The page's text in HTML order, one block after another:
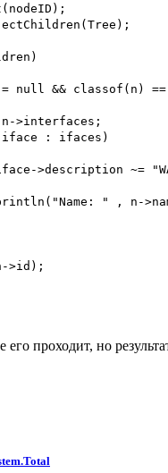
&& classof(n) ==
: ifaces)
~=
, n->name , ",
проходит, но